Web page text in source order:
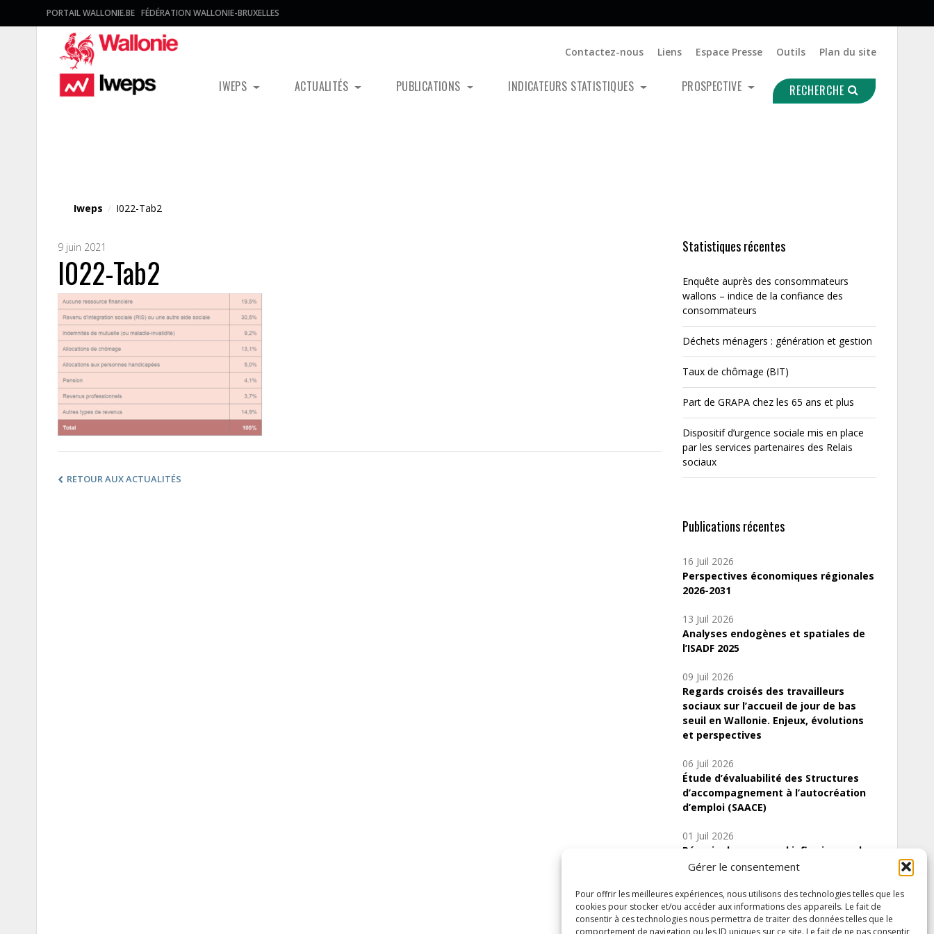
Gérer le consentement
Pour offrir les meilleures expériences, nous utilisons des technologies telles que les
cookies pour stocker et/ou accéder aux informations des appareils. Le fait de
consentir à ces technologies nous permettra de traiter des données telles que le
comportement de navigation ou les ID uniques sur ce site. Le fait de ne pas consentir
PORTAIL WALLONIE.BE FÉDÉRATION WALLONIE-BRUXELLES
Contactez-nous Liens Espace Presse Outils Plan du site
IWEPS ACTUALITÉS PUBLICATIONS INDICATEURS STATISTIQUES PROSPECTIVE RECHERCHE
Iweps / I022-Tab2
9 juin 2021
I022-Tab2
RETOUR AUX ACTUALITÉS
Statistiques récentes
Enquête auprès des consommateurs
wallons – indice de la confiance des
consommateurs
Déchets ménagers : génération et gestion
Taux de chômage (BIT)
Part de GRAPA chez les 65 ans et plus
Dispositif d’urgence sociale mis en place
par les services partenaires des Relais
sociaux
Publications récentes
16 Juil 2026
Perspectives économiques régionales
2026-2031
13 Juil 2026
Analyses endogènes et spatiales de
l’ISADF 2025
09 Juil 2026
Regards croisés des travailleurs
sociaux sur l’accueil de jour de bas
seuil en Wallonie. Enjeux, évolutions
et perspectives
06 Juil 2026
Étude d’évaluabilité des Structures
d’accompagnement à l’autocréation
d’emploi (SAACE)
01 Juil 2026
Pénurie du personnel infirmier :quels
indicateurs d’offre de soins pour